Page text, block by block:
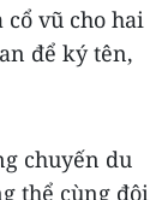
vũ cho hai
để ký tên,
chuyến du
thể cùng đội